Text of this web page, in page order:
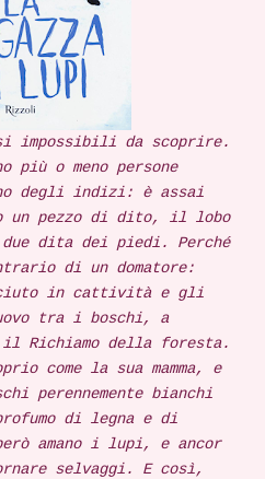
impossibili da scoprire.
più o meno persone
degli indizi: è assai
un pezzo di dito, il lobo
dita dei piedi. Perché
di un domatore:
in cattività e gli
tra i boschi, a
Richiamo della foresta.
come la sua mamma, e
perennemente bianchi
di legna e di
amano i lupi, e ancor
selvaggi. E così,